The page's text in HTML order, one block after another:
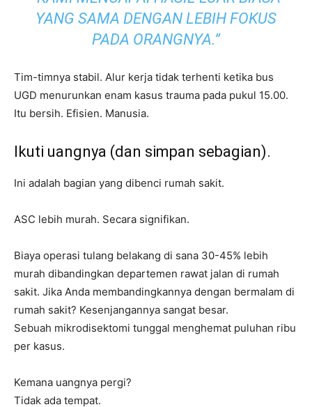
YANG SAMA DENGAN LEBIH FOKUS
PADA ORANGNYA.”
Tim-timnya stabil. Alur kerja tidak terhenti ketika bus
UGD menurunkan enam kasus trauma pada pukul 15.00.
Itu bersih. Efisien. Manusia.
Ikuti uangnya (dan simpan sebagian).
Ini adalah bagian yang dibenci rumah sakit.
ASC lebih murah. Secara signifikan.
Biaya operasi tulang belakang di sana 30-45% lebih
murah dibandingkan departemen rawat jalan di rumah
sakit. Jika Anda membandingkannya dengan bermalam di
rumah sakit? Kesenjangannya sangat besar.
Sebuah mikrodisektomi tunggal menghemat puluhan ribu
per kasus.
Kemana uangnya pergi?
Tidak ada tempat.